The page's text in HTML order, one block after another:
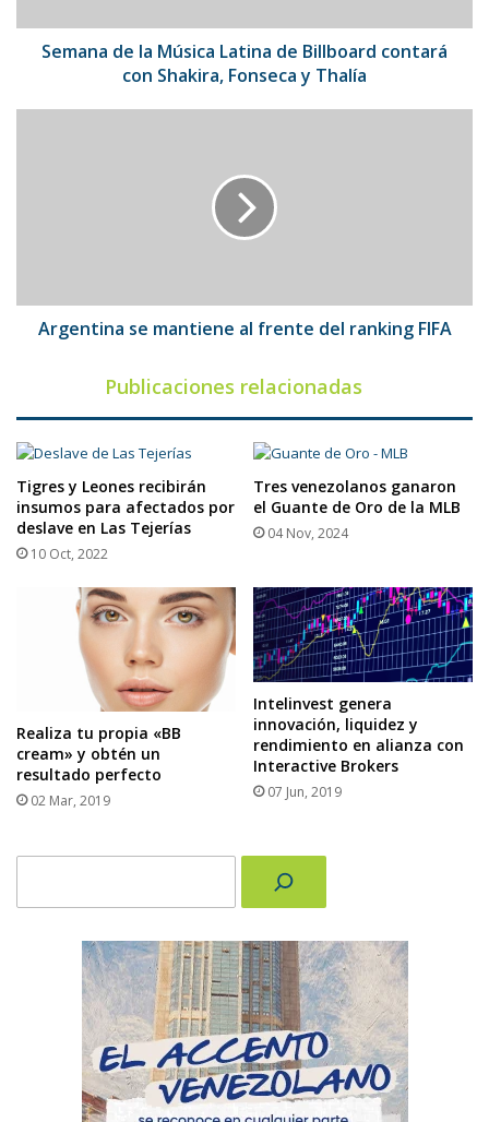
con
Shakira,
Semana de la Música Latina de Billboard contará
con Shakira, Fonseca y Thalía
Argentina se mantiene al frente del ranking FIFA
Publicaciones relacionadas
Tigres y Leones recibirán
insumos para afectados por
deslave en Las Tejerías
10 Oct, 2022
Tres venezolanos ganaron
el Guante de Oro de la MLB
04 Nov, 2024
Realiza tu propia «BB
cream» y obtén un
resultado perfecto
02 Mar, 2019
Intelinvest genera
innovación, liquidez y
rendimiento en alianza con
Interactive Brokers
07 Jun, 2019